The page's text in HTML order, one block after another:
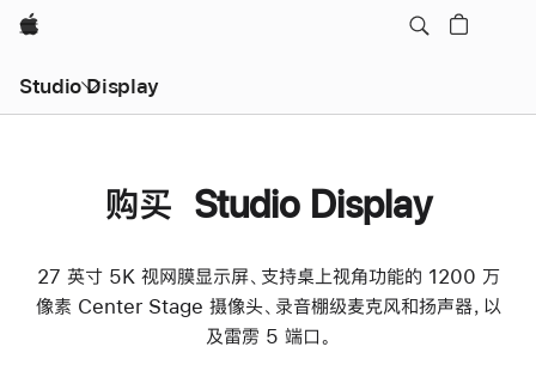
Apple
Studio Display
购买 Studio Display
27 英寸 5K 视网膜显示屏、支持桌上视角功能的 1200 万
像素 Center Stage 摄像头、录音棚级麦克风和扬声器，以
及雷雳 5 端口。